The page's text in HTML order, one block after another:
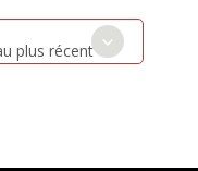
plus récent